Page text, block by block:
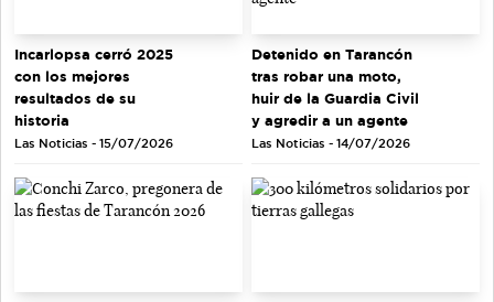
Incarlopsa cerró 2025
con los mejores
resultados de su
historia
Las Noticias - 15/07/2026
Detenido en Tarancón
tras robar una moto,
huir de la Guardia Civil
y agredir a un agente
Las Noticias - 14/07/2026